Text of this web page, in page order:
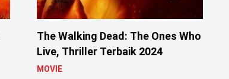
The Walking Dead: The Ones Who
Live, Thriller Terbaik 2024
MOVIE